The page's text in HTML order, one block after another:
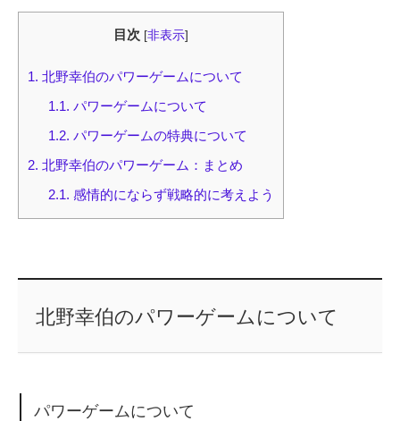
目次 [非表示]
1. 北野幸伯のパワーゲームについて
1.1. パワーゲームについて
1.2. パワーゲームの特典について
2. 北野幸伯のパワーゲーム：まとめ
2.1. 感情的にならず戦略的に考えよう
北野幸伯のパワーゲームについて
パワーゲームについて